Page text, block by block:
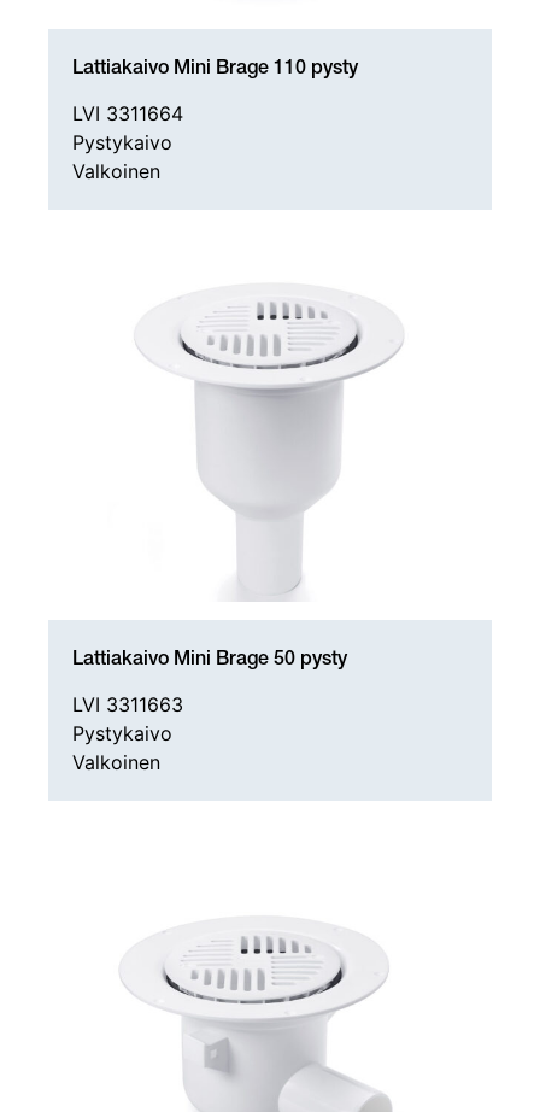
Lattiakaivo Mini Brage 110 pysty
LVI 3311664
Pystykaivo
Valkoinen
Lattiakaivo Mini Brage 50 pysty
LVI 3311663
Pystykaivo
Valkoinen